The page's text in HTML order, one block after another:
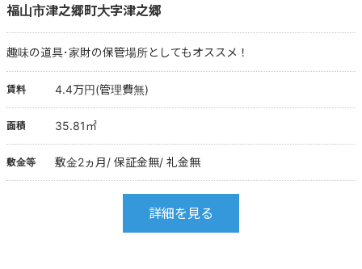
福山市津之郷町大字津之郷
趣味の道具･家財の保管場所としてもオススメ！
賃料 4.4万円(管理費無)
面積 35.81㎡
敷金等 敷金2ヵ月/ 保証金無/ 礼金無
詳細を見る